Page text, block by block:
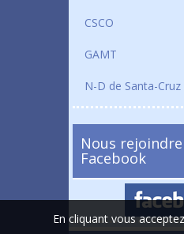
CSCO
GAMT
N-D de Santa-Cruz
Nous
Facebook
En cliquant vous